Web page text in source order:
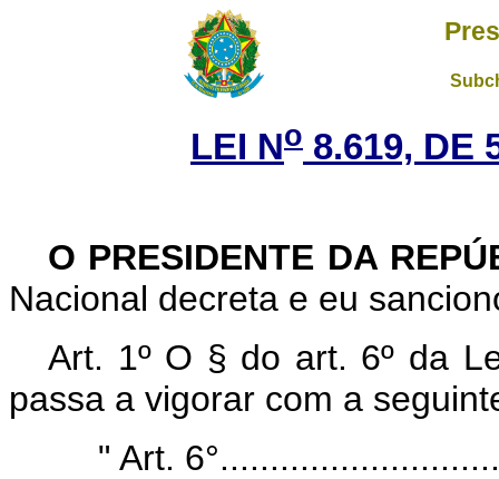
LEI No 8.619, DE
O PRESIDENTE DA
Nacional decreta e eu
Art. 1º O § do art. 6º da
passa a vigorar com a
" Art.